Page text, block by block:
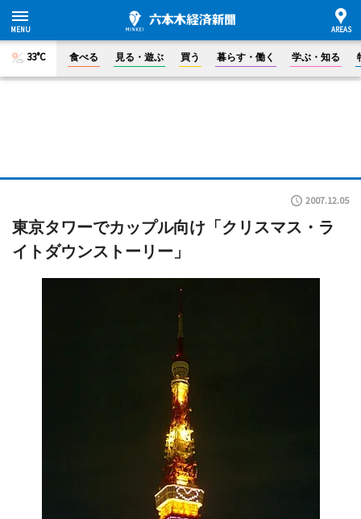
33°C 食べる 見る・遊ぶ 買う 暮らす・働く 学ぶ・知る
2007.12.05
東京タワーでカップル向け「クリスマス・ラ
イトダウンストーリー」